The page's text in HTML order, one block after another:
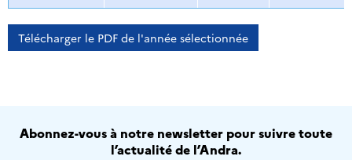
Télécharger le PDF de l'année sélectionnée
Abonnez-vous à notre newsletter pour suivre toute
l’actualité de l’Andra.